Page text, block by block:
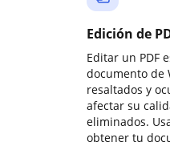
Edición de
Editar un PDF
documento de
resaltados y
afectar su
eliminados.
obtener tu